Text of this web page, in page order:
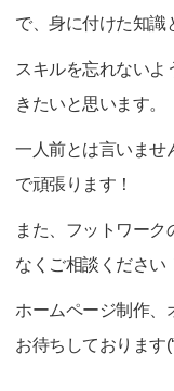
で、身に付けた知識
スキルを忘れないよ
きたいと思います。
一人前とは言いませ
で頑張ります！
また、フットワー
なくご相談ください
ホームページ制作、
お待ちしております